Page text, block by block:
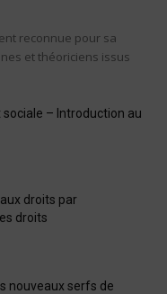
reconnue pour sa
et théoriciens issus
sociale – Introduction au
droits par
droits
nouveaux serfs de